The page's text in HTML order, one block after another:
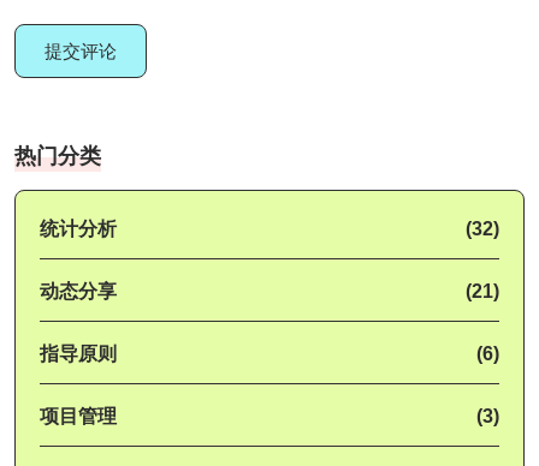
提交评论
热门分类
统计分析 (32)
动态分享 (21)
指导原则 (6)
项目管理 (3)